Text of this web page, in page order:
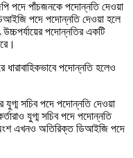
পদে পাঁচজনকে পদোন্নতি দেওয়া
পদে পদোন্নতি দেওয়া হলে
পদোন্নতির একটি
ধারাবাহিকভাবে পদোন্নতি হলেও
যুগ্ম সচিব পদে পদোন্নতি দেওয়া
যুগ্ম সচিব পদে পদোন্নতি
এখনও অতিরিক্ত ডিআইজি পদে